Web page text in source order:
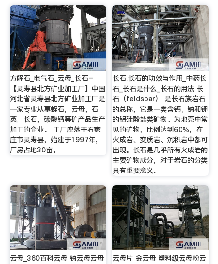
方解石_电气石_云母_长石–
【灵寿县北方矿业加工厂】中国
河北省灵寿县北方矿业加工厂是
一家专业从事蛭石，云母，石
英，长石，碳酸钙等矿产品生产
加工的企业。 工厂座落于石家
庄市灵寿县，始建于1997年，
厂房占地30亩。
长石,长石的功效与作用_中药长
石_长石是什么_长石的用法 长
石（feldspar） 是长石族岩石
的总称，它是一类含钙、钠和钾
的铝硅酸盐类矿物。为地壳中常
见的矿物，比例达到60%，在
火成岩、变质岩、沉积岩中都可
出现。长石是几乎所有火成岩的
主要矿物成分，对于岩石的分类
具有重要意义。
云母_360百科云母 钠云母云母
云母片 金云母 塑料级云母粉云